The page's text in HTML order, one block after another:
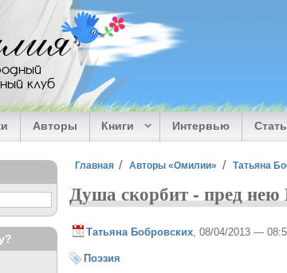
клуб
Авторы Книги Интервью
Вы здесь
Главная Авторы «Омилии» Татьяна
Душа скорбит - пред
Татьяна Бобровских , 08/04/2013 —
Поэзия